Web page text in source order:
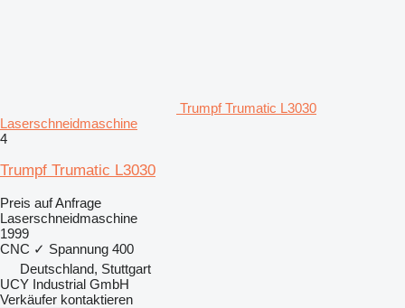
Trumpf Trumatic L3030
Laserschneidmaschine
4
Trumpf Trumatic L3030
Preis auf Anfrage
Laserschneidmaschine
1999
CNC ✓ Spannung 400
Deutschland, Stuttgart
UCY Industrial GmbH
Verkäufer kontaktieren